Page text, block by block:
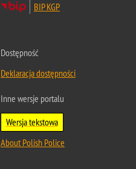
BIP KGP
Dostępność
Deklaracja dostępności
Inne wersje portalu
Wersja tekstowa
About Polish Police